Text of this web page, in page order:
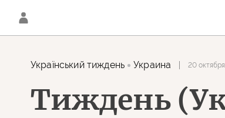
Украïнський тиждень Украина 20
Тиждень